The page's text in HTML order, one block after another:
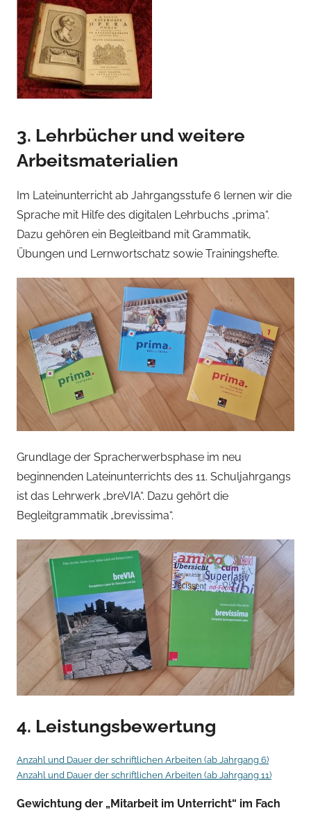
3. Lehrbücher und weitere
Arbeitsmaterialien
Im Lateinunterricht ab Jahrgangsstufe 6 lernen wir die
Sprache mit Hilfe des digitalen Lehrbuchs „prima“.
Dazu gehören ein Begleitband mit Grammatik,
Übungen und Lernwortschatz sowie Trainingshefte.
Grundlage der Spracherwerbsphase im neu
beginnenden Lateinunterrichts des 11. Schuljahrgangs
ist das Lehrwerk „breVIA“. Dazu gehört die
Begleitgrammatik „brevissima“.
4. Leistungsbewertung
Anzahl und Dauer der schriftlichen Arbeiten (ab Jahrgang 6)
Anzahl und Dauer der schriftlichen Arbeiten (ab Jahrgang 11)
Gewichtung der „Mitarbeit im Unterricht“ im Fach